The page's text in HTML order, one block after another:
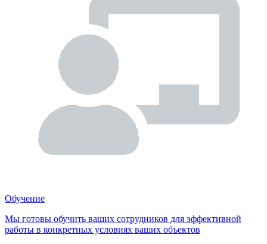
Обучение
Мы готовы обучить ваших сотрудников для эффективной
работы в конкретных условиях ваших объектов